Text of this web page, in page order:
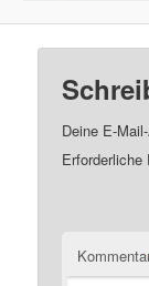
Deine E-